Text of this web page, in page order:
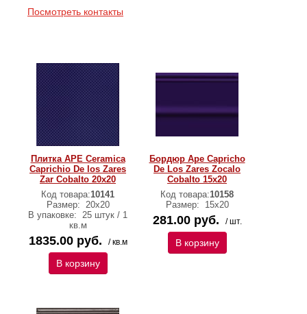
Посмотреть контакты
Плитка APE Ceramica
Caprichio De los Zares
Zar Cobalto 20х20
Код товара:10141
Размер: 20х20
В упаковке: 25 штук / 1
кв.м
1835.00 руб. / кв.м
В корзину
Бордюр Ape Capricho
De Los Zares Zocalo
Cobalto 15x20
Код товара:10158
Размер:
15x20
281.00 руб. / шт.
В корзину